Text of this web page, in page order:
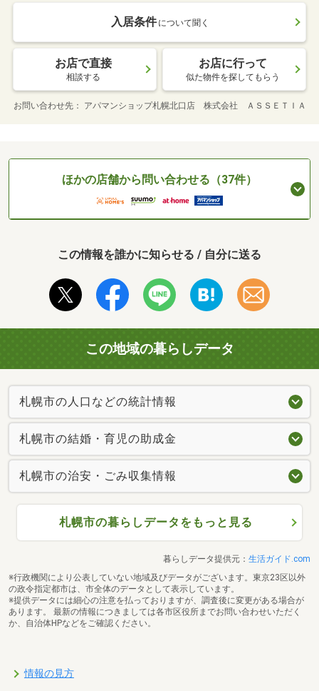
入居条件 について聞く
お店で直接
相談する
お店に行って
似た物件を探してもらう
お問い合わせ先 アパマンショップ札幌北口店 株式会社 ＡＳＳＥＴＩＡ
ほかの店舗から問い合わせる（37件）
この情報を誰かに知らせる / 自分に送る
この地域の暮らしデータ
札幌市の人口などの統計情報
札幌市の結婚・育児の助成金
札幌市の治安・ごみ収集情報
札幌市の暮らしデータをもっと見る
暮らしデータ提供元： 生活ガイド.com
※行政機関により公表していない地域及びデータがございます。東京23区以外
の政令指定都市は、市全体のデータとして表示しています。
※提供データには細心の注意を払っておりますが、調査後に変更がある場合が
あります。 最新の情報につきましては各市区役所までお問い合わせいただく
か、自治体HPなどをご確認ください。
情報の見方